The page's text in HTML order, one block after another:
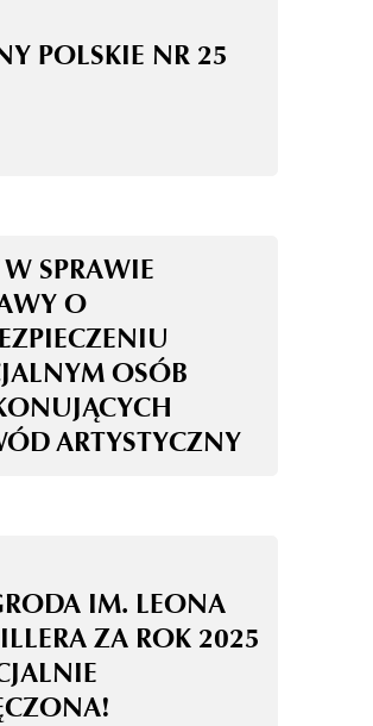
POLSKIE NR 25
W SPRAWIE
O
OSÓB
ARTYSTYCZNY
IM. LEONA
ZA ROK 2025